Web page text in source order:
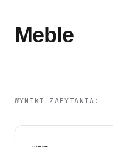
Meble
WYNIKI ZAPYTANIA: